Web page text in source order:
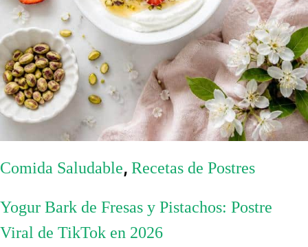
Comida Saludable, Recetas de Postres
Yogur Bark de Fresas y Pistachos: Postre
Viral de TikTok en 2026